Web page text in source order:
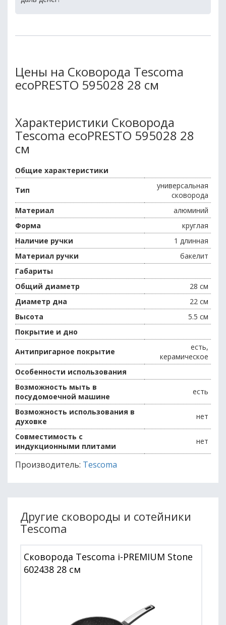
Цены на Сковорода Tescoma
ecoPRESTO 595028 28 см
Характеристики Сковорода
Tescoma ecoPRESTO 595028 28
см
Общие характеристики
Тип
универсальная
сковорода
Материал
алюминий
Форма
круглая
Наличие ручки
1 длинная
Материал ручки
бакелит
Габариты
Общий диаметр
28 см
Диаметр дна
22 см
Высота
5.5 см
Покрытие и дно
Антипригарное покрытие
есть,
керамическое
Особенности использования
Возможность мыть в
посудомоечной машине
есть
Возможность использования в
духовке
нет
Совместимость с
индукционными плитами
нет
Производитель: Tescoma
Другие сковороды и сотейники
Tescoma
Сковорода Tescoma i-PREMIUM Stone
602438 28 см